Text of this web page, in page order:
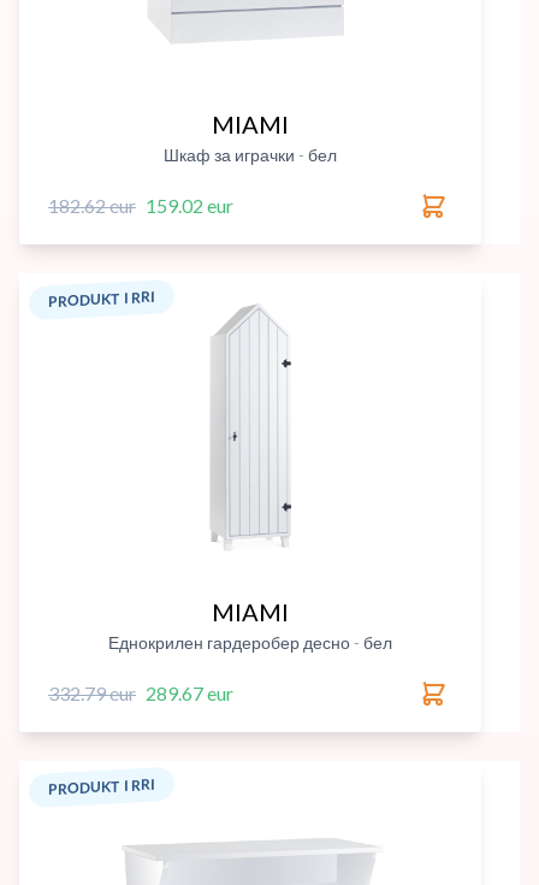
MIAMI
Шкаф за играчки - бел
182.62 eur 159.02 eur
PRODUKT I RRI
MIAMI
Еднокрилен гардеробер десно - бел
332.79 eur 289.67 eur
PRODUKT I RRI